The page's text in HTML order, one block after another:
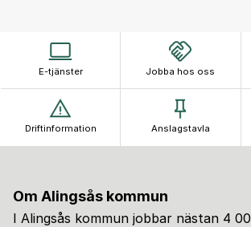
E-tjänster Jobba hos oss
Driftinformation Anslagstavla
Om Alingsås kommun
I Alingsås kommun jobbar nästan 4